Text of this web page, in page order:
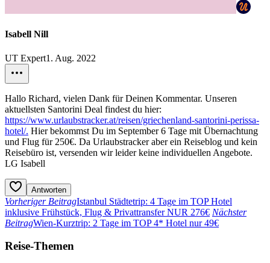
Isabell Nill
UT Expert1. Aug. 2022
Hallo Richard, vielen Dank für Deinen Kommentar. Unseren
aktuellsten Santorini Deal findest du hier:
https://www.urlaubstracker.at/reisen/griechenland-santorini-perissa-
hotel/. Hier bekommst Du im September 6 Tage mit Übernachtung
und Flug für 250€. Da Urlaubstracker aber ein Reiseblog und kein
Reisebüro ist, versenden wir leider keine individuellen Angebote.
LG Isabell
Antworten
Vorheriger BeitragIstanbul Städtetrip: 4 Tage im TOP Hotel
inklusive Frühstück, Flug & Privattransfer NUR 276€ Nächster
BeitragWien-Kurztrip: 2 Tage im TOP 4* Hotel nur 49€
Reise-Themen